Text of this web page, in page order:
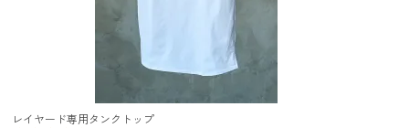
レイヤード専用タンクトップ